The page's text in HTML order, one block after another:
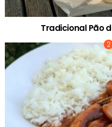
Tradicional Pão